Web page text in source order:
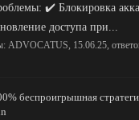
✔️ Блокировка
доступа при...
ADVOCATUS, 15.06.25,
беспроигрышная